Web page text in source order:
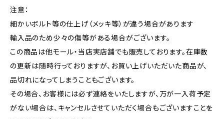
注意：
細かいボルト等の仕上げ（メッキ等）が違う場合があります
輸入品のため少々の傷等がある場合がございます。
この商品は他モール・当店実店舗でも販売しております。在庫数
の更新は随時行っておりますが、お買い上げいただいた商品が、
品切れになってしまうこともございます。
その場合、お客様には必ず連絡をいたしますが、万が一入荷予定
がない場合は、キャンセルさせていただく場合もございますことを